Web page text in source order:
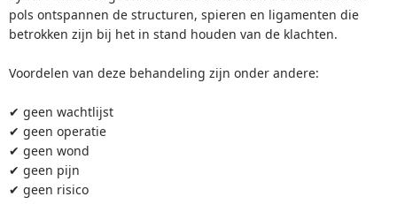
pols ontspannen de structuren, spieren en ligamenten die
betrokken zijn bij het in stand houden van de klachten.
Voordelen van deze behandeling zijn onder andere:
✔ geen wachtlijst
✔ geen operatie
✔ geen wond
✔ geen pijn
✔ geen risico